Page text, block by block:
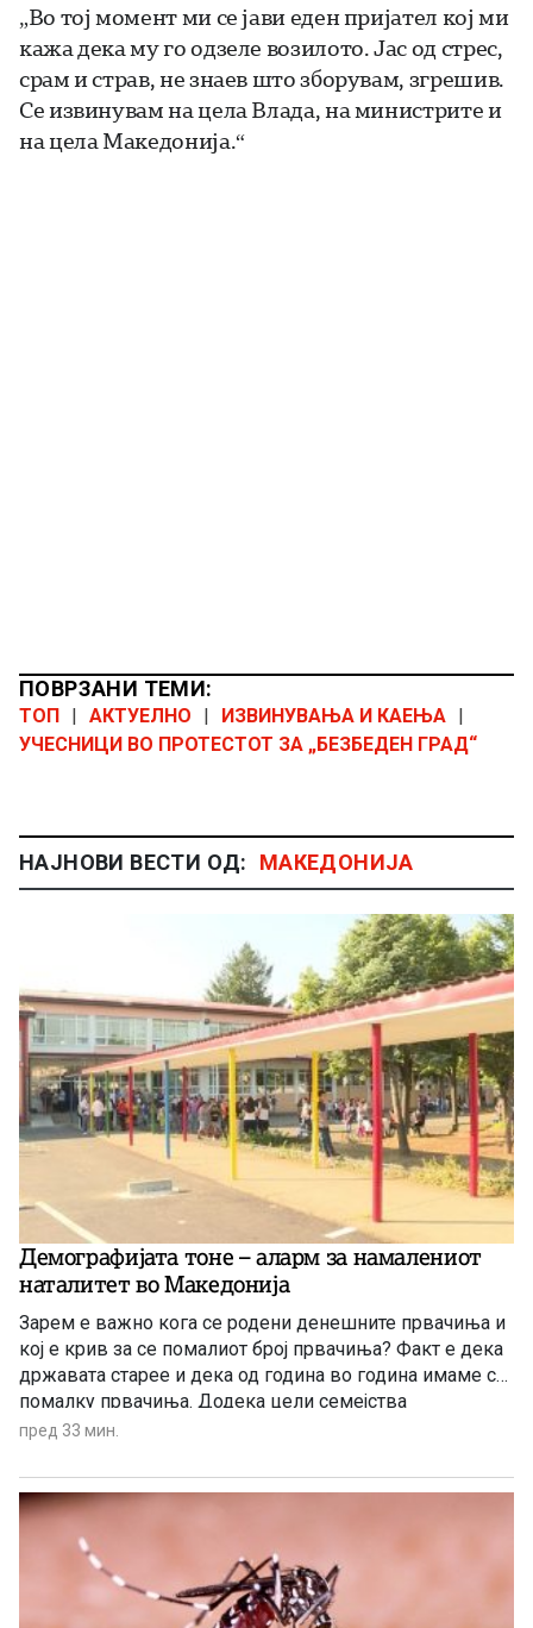
„Во тој момент ми се јави еден пријател кој ми
кажа дека му го одзеле возилото. Јас од стрес,
срам и страв, не знаев што зборувам, згрешив.
Се извинувам на цела Влада, на министрите и
на цела Македонија.“
ПОВРЗАНИ ТЕМИ:
ТОП | АКТУЕЛНО | ИЗВИНУВАЊА И КАЕЊА |
УЧЕСНИЦИ ВО ПРОТЕСТОТ ЗА „БЕЗБЕДЕН ГРАД“
НАЈНОВИ ВЕСТИ ОД: МАКЕДОНИЈА
Демографијата тоне – аларм за намалениот
наталитет во Македонија
Зарем е важно кога се родени денешните првачиња и
кој е крив за се помалиот број првачиња? Факт е дека
државата старее и дека од година во година имаме се
помалку првачиња. Додека цели семејства
заминуваат од државата, политичарите си наоѓаат нова
итни мерки за да се спречи одливот на млади.
пред 33 мин.